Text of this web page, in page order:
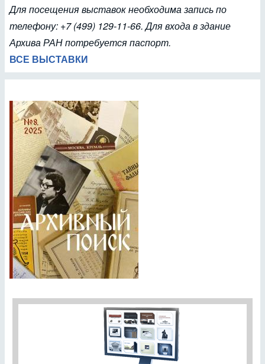
Для посещения выставок необходима запись по
телефону: +7 (499) 129-11-66. Для входа в здание
Архива РАН потребуется паспорт.
ВСЕ ВЫСТАВКИ